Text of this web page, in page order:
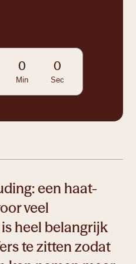
0
Min
0
Sec
een haat-
veel
heel belangrijk
te zitten zodat